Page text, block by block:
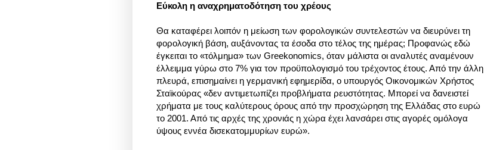
Εύκολη η αναχρηματοδότηση του χρέους
Θα καταφέρει λοιπόν η μείωση των φορολογικών συντελεστών να διευρύνει τη
φορολογική βάση, αυξάνοντας τα έσοδα στο τέλος της ημέρας; Προφανώς εδώ
έγκειται το «τόλμημα» των Greekonomics, όταν μάλιστα οι αναλυτές αναμένουν
έλλειμμα γύρω στο 7% για τον προϋπολογισμό του τρέχοντος έτους. Από την άλλη
πλευρά, επισημαίνει η γερμανική εφημερίδα, ο υπουργός Οικονομικών Χρήστος
Σταϊκούρας «δεν αντιμετωπίζει προβλήματα ρευστότητας. Μπορεί να δανειστεί
χρήματα με τους καλύτερους όρους από την προσχώρηση της Ελλάδας στο ευρώ
το 2001. Από τις αρχές της χρονιάς η χώρα έχει λανσάρει στις αγορές ομόλογα
ύψους εννέα δισεκατομμυρίων ευρώ».